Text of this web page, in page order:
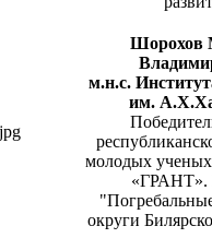
Шорохов
м.н.с.
им.
молодых
«ГРАНТ».
округи